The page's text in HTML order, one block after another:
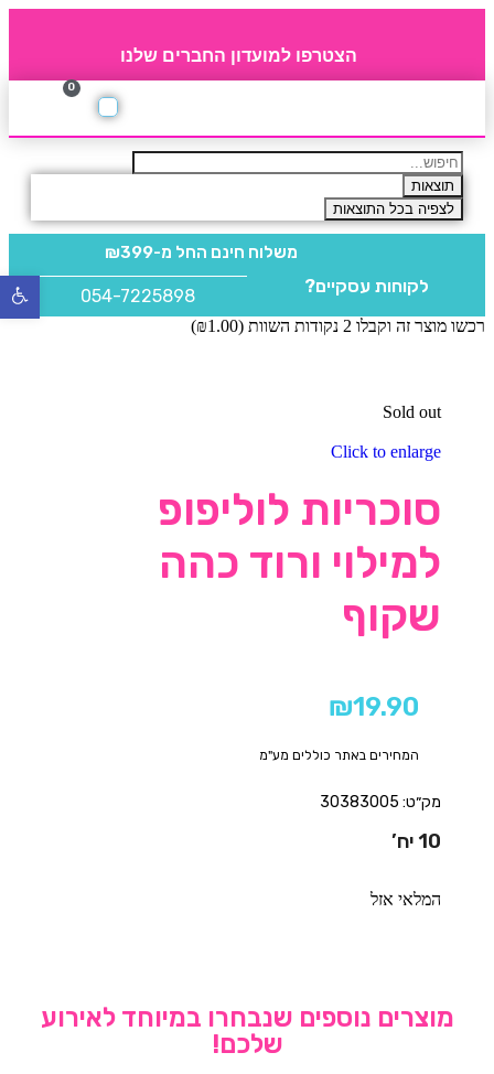
הצטרפו למועדון החברים שלנו
0
תוצאות
לצפיה בכל התוצאות
משלוח חינם החל מ-₪399
לקוחות עסקיים? 054-7225898
רכשו מוצר זה וקבלו 2 נקודות השוות ( ₪1.00
)
Sold out
Click to enlarge
סוכריות לוליפופ
למילוי ורוד כהה
שקוף
₪19.90
המחירים באתר כוללים מע"מ
מק״ט: 30383005
10 יח’
המלאי אזל
מוצרים נוספים שנבחרו במיוחד לאירוע
שלכם!
פתח